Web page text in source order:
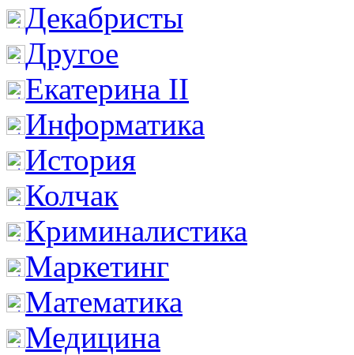
Декабристы
Другое
Екатерина II
Информатика
История
Колчак
Криминалистика
Маркетинг
Математика
Медицина